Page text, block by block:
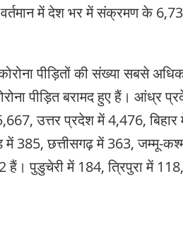
में देश भर में संक्रमण के
पीड़ितों की संख्या सबसे
पीड़ित बरामद हुए हैं। आंध्र
उत्तर प्रदेश में 4,476, बिहार
385, छत्तीसगढ़ में 363, जम्मू-
पुडुचेरी में 184, त्रिपुरा में